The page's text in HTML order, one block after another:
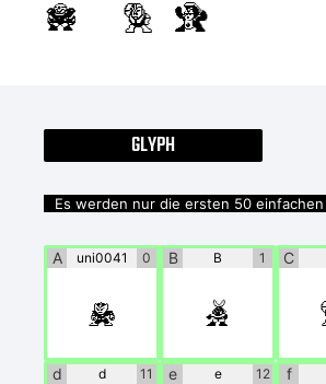
discretion
GLYPH
Es werden nur die ersten 50
A uni0041 0
A
B B 1
B
C
d d 11 e e 12 f